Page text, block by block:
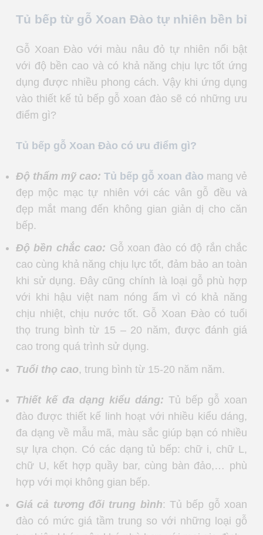
Tủ bếp từ gỗ Xoan Đào tự nhiên bền bỉ
Gỗ Xoan Đào với màu nâu đỏ tự nhiên nổi bật
với độ bền cao và có khả năng chịu lực tốt ứng
dụng được nhiều phong cách. Vậy khi ứng dụng
vào thiết kế tủ bếp gỗ xoan đào sẽ có những ưu
điểm gì?
Tủ bếp gỗ Xoan Đào có ưu điểm gì?
Độ thẩm mỹ cao: Tủ bếp gỗ xoan đào mang vẻ
đẹp mộc mạc tự nhiên với các vân gỗ đều và
đẹp mắt mang đến không gian giản dị cho căn
bếp.
Độ bền chắc cao: Gỗ xoan đào có độ rắn chắc
cao cùng khả năng chịu lực tốt, đảm bảo an toàn
khi sử dụng. Đây cũng chính là loại gỗ phù hợp
với khi hậu việt nam nóng ẩm vì có khả năng
chịu nhiệt, chịu nước tốt. Gỗ Xoan Đào có tuổi
thọ trung bình từ 15 – 20 năm, được đánh giá
cao trong quá trình sử dụng.
Tuổi thọ cao, trung bình từ 15-20 năm năm.
Thiết kế đa dạng kiểu dáng: Tủ bếp gỗ xoan
đào được thiết kế linh hoạt với nhiều kiểu dáng,
đa dạng về mẫu mã, màu sắc giúp bạn có nhiều
sự lựa chọn. Có các dạng tủ bếp: chữ i, chữ L,
chữ U, kết hợp quầy bar, cùng bàn đảo,… phù
hợp với mọi không gian bếp.
Giá cả tương đối trung bình: Tủ bếp gỗ xoan
đào có mức giá tầm trung so với những loại gỗ